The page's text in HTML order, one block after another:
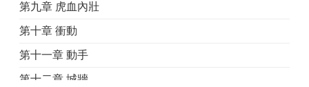
第九章 虎血內壯
第十章 衝動
第十一章 動手
第十二章 城牆